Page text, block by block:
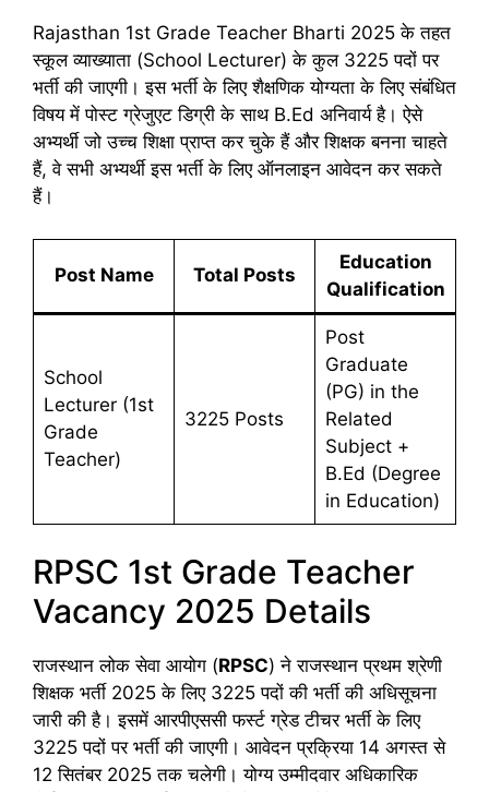
Rajasthan 1st Grade Teacher Bharti 2025 के तहत
स्कूल व्याख्याता (School Lecturer) के कुल 3225 पदों पर
भर्ती की जाएगी। इस भर्ती के लिए शैक्षणिक योग्यता के लिए संबंधित
विषय में पोस्ट ग्रेजुएट डिग्री के साथ B.Ed अनिवार्य है। ऐसे
अभ्यर्थी जो उच्च शिक्षा प्राप्त कर चुके हैं और शिक्षक बनना चाहते
हैं, वे सभी अभ्यर्थी इस भर्ती के लिए ऑनलाइन आवेदन कर सकते
हैं।
Post Name Total Posts
Education
Qualification
School
Lecturer (1st
Grade
Teacher)
3225 Posts
Post
Graduate
(PG) in the
Related
Subject +
B.Ed (Degree
in Education)
RPSC 1st Grade Teacher
Vacancy 2025 Details
राजस्थान लोक सेवा आयोग (RPSC) ने राजस्थान प्रथम श्रेणी
शिक्षक भर्ती 2025 के लिए 3225 पदों की भर्ती की अधिसूचना
जारी की है। इसमें आरपीएससी फर्स्ट ग्रेड टीचर भर्ती के लिए
3225 पदों पर भर्ती की जाएगी। आवेदन प्रक्रिया 14 अगस्त से
12 सितंबर 2025 तक चलेगी। योग्य उम्मीदवार अधिकारिक